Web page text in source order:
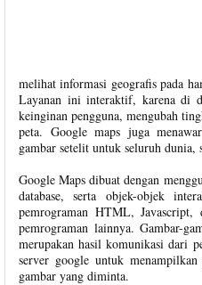
melihat informasi geografis pada
Layanan ini interaktif, karena di
keinginan pengguna, mengubah
peta. Google maps juga
gambar setelit untuk seluruh dunia,
Google Maps dibuat dengan
database, serta objek-objek
pemrograman HTML, Javascript,
pemrograman lainnya. Gambar-
merupakan hasil komunikasi dari
server google untuk
gambar yang diminta.